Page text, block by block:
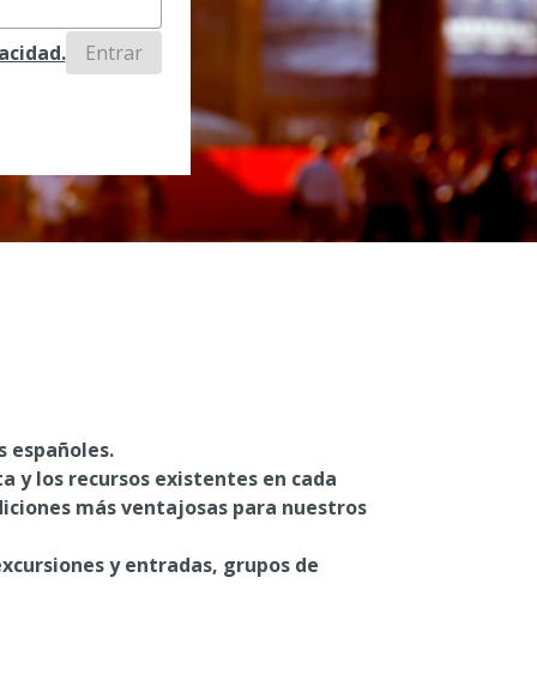
Entrar
españoles.
los recursos existentes en cada
más ventajosas para nuestros
y entradas, grupos de